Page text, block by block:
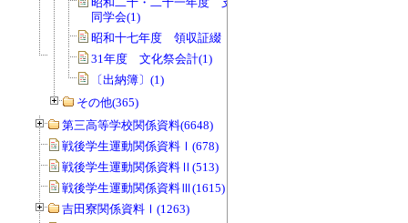
同学会(1)
昭和十七年度 領収証綴 同学会(1)
31年度 文化祭会計(1)
〔出納簿〕(1)
その他(365)
第三高等学校関係資料(6648)
戦後学生運動関係資料Ⅰ(678)
戦後学生運動関係資料Ⅱ(513)
戦後学生運動関係資料Ⅲ(1615)
吉田寮関係資料Ⅰ(1263)